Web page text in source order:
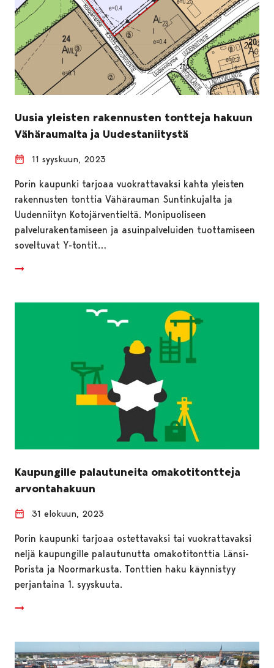
Uusia yleisten rakennusten tontteja hakuun
Vähäraumalta ja Uudestaniitystä
11 syyskuun, 2023
Porin kaupunki tarjoaa vuokrattavaksi kahta yleisten
rakennusten tonttia Vähärauman Suntinkujalta ja
Uudenniityn Kotojärventieltä. Monipuoliseen
palvelurakentamiseen ja asuinpalveluiden tuottamiseen
soveltuvat Y-tontit…
Kaupungille palautuneita omakotitontteja
arvontahakuun
31 elokuun, 2023
Porin kaupunki tarjoaa ostettavaksi tai vuokrattavaksi
neljä kaupungille palautunutta omakotitonttia Länsi-
Porista ja Noormarkusta. Tonttien haku käynnistyy
perjantaina 1. syyskuuta.